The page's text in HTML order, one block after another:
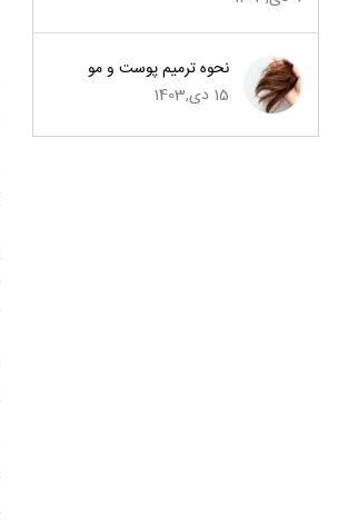
نحوه ترمیم پوست و مو
15 دی,1403